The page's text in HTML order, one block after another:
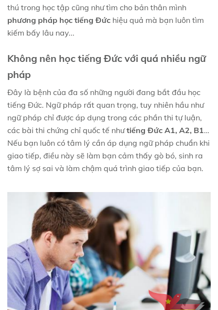
thú trong học tập cũng như tìm cho bản thân mình
phương pháp học tiếng Đức hiệu quả mà bạn luôn tìm
kiếm bấy lâu nay...
Không nên học tiếng Đức với quá nhiều ngữ
pháp
Đây là bệnh của đa số những người đang bắt đầu học
tiếng Đức. Ngữ pháp rất quan trọng, tuy nhiên hầu như
ngữ pháp chỉ được áp dụng trong các phần thi tự luận,
các bài thi chứng chỉ quốc tế nhưtiếng Đức A1, A2, B1…
Nếu bạn luôn có tâm lý cần áp dụng ngữ pháp chuẩn khi
giao tiếp, điều này sẽ làm bạn cảm thấy gò bó, sinh ra
tâm lý sợ sai và làm chậm quá trình giao tiếp của bạn.